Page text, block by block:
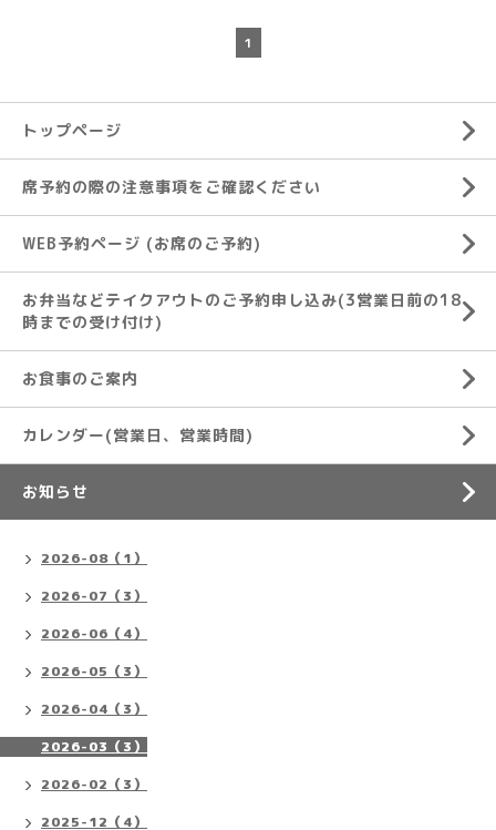
1
トップページ
席予約の際の注意事項をご確認ください
WEB予約ページ (お席のご予約)
お弁当などテイクアウトのご予約申し込み(3営業日前の18
時までの受け付け)
お食事のご案内
カレンダー(営業日、営業時間)
お知らせ
2026-08（1）
2026-07（3）
2026-06（4）
2026-05（3）
2026-04（3）
2026-03（3）
2026-02（3）
2025-12（4）